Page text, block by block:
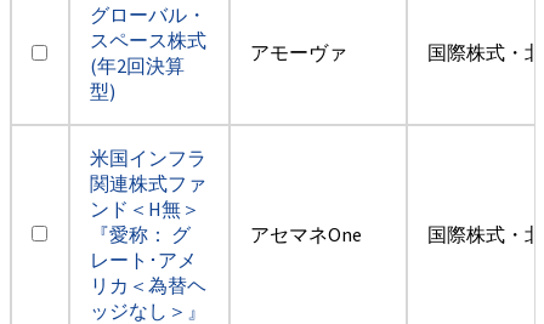
グローバル・
スペース株式
(年2回決算
型)
アモーヴァ 国際株式・
米国インフラ
関連株式ファ
ンド＜H無＞
『愛称： グ
レート･アメ
リカ＜為替ヘ
ッジなし＞』
アセマネOne 国際株式・